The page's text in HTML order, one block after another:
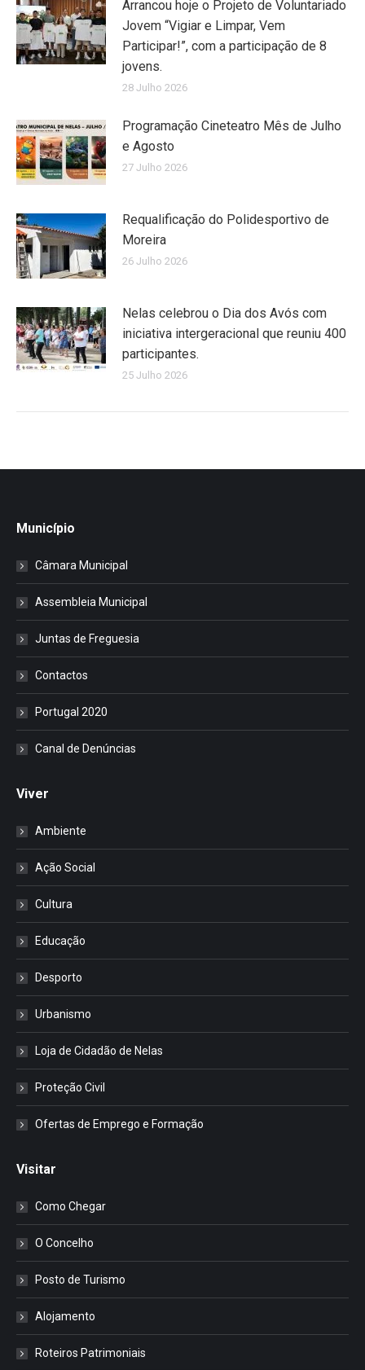
Arrancou hoje o Projeto de Voluntariado
Jovem “Vigiar e Limpar, Vem
Participar!”, com a participação de 8
jovens.
28 Julho 2026
Programação Cineteatro Mês de Julho
e Agosto
27 Julho 2026
Requalificação do Polidesportivo de
Moreira
26 Julho 2026
Nelas celebrou o Dia dos Avós com
iniciativa intergeracional que reuniu 400
participantes.
25 Julho 2026
Município
Câmara Municipal
Assembleia Municipal
Juntas de Freguesia
Contactos
Portugal 2020
Canal de Denúncias
Viver
Ambiente
Ação Social
Cultura
Educação
Desporto
Urbanismo
Loja de Cidadão de Nelas
Proteção Civil
Ofertas de Emprego e Formação
Visitar
Como Chegar
O Concelho
Posto de Turismo
Alojamento
Roteiros Patrimoniais